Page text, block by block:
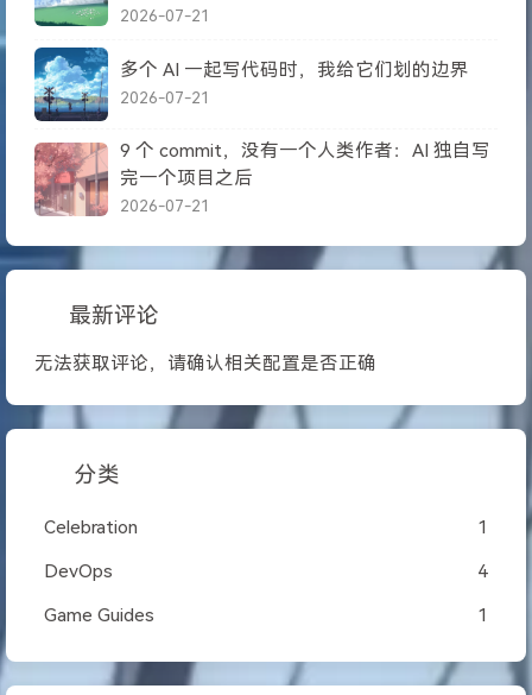
2026-07-21
多个 AI 一起写代码时，我给它们划的边界
2026-07-21
9 个 commit，没有一个人类作者：AI 独自写
完一个项目之后
2026-07-21
最新评论
无法获取评论，请确认相关配置是否正确
分类
Celebration 1
DevOps 4
Game Guides 1